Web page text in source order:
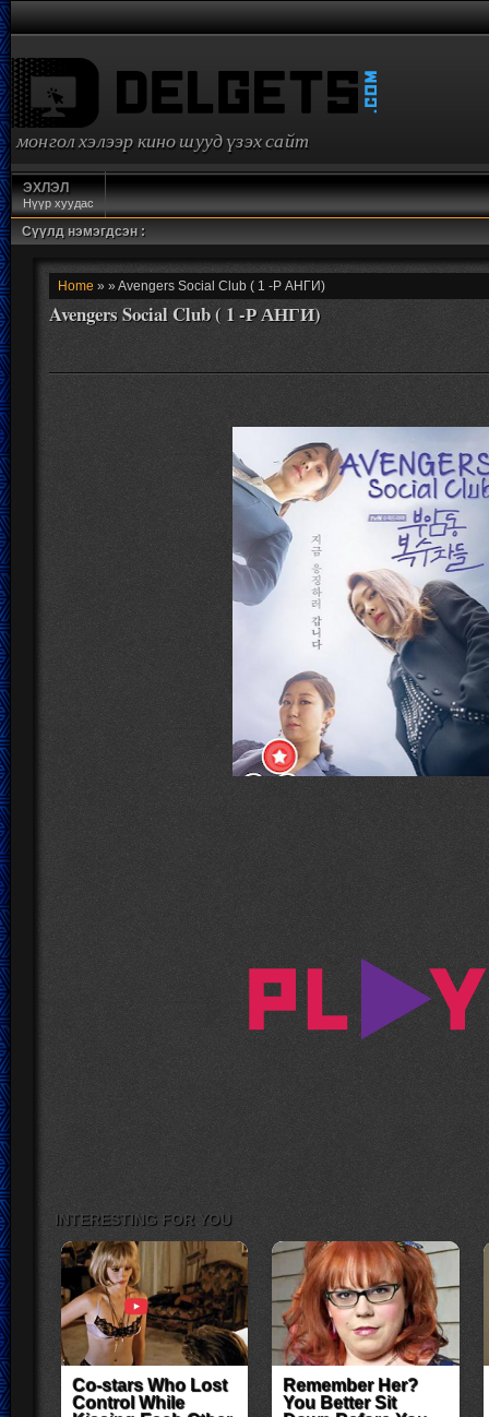
монгол хэлээр кино шууд үзэх сайт
ЭХЛЭЛ
Нүүр хуудас
Сүүлд нэмэгдсэн :
Home » » Avengers Social Club ( 1 -Р АНГИ)
Avengers Social Club ( 1 -Р АНГИ)